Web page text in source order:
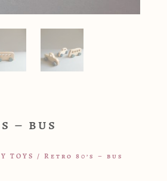
– bus
TOYS / Retro 80’s – bus